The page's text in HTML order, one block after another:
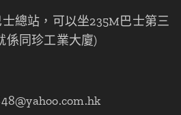
總站，可以坐235M巴士第三
係同珍工業大廈)